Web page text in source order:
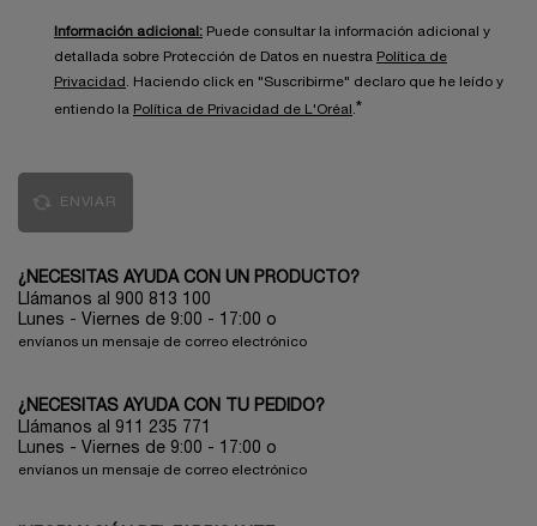
Información adicional: Puede consultar la información adicional y
detallada sobre Protección de Datos en nuestra Política de
Privacidad . Haciendo click en "Suscribirme" declaro que he leído y
entiendo la Política de Privacidad de L'Oréal .*
ENVIAR
¿NECESITAS AYUDA CON UN PRODUCTO?
Llámanos al 900 813 100
Lunes - Viernes de 9:00 - 17:00 o
envíanos un mensaje de correo electrónico
¿NECESITAS AYUDA CON TU PEDIDO?
Llámanos al 911 235 771
Lunes - Viernes de 9:00 - 17:00 o
envíanos un mensaje de correo electrónico